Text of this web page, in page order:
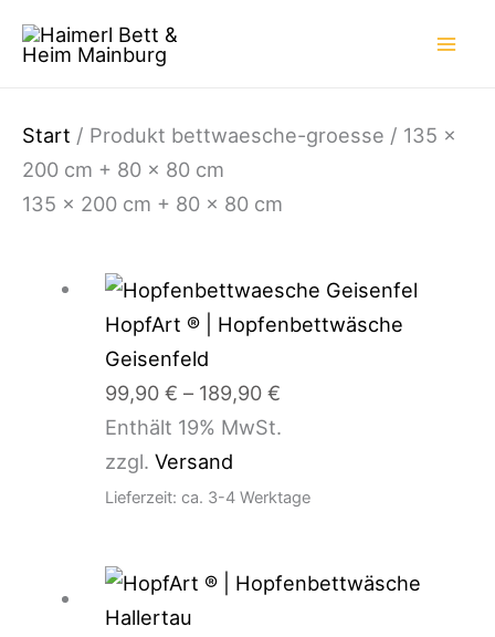
Inhalt
Start / Produkt bettwaesche-groesse / 135 x
200 cm + 80 x 80 cm
135 x 200 cm + 80 x 80 cm
HopfArt ® | Hopfenbettwäsche
Geisenfeld
99,90 € – 189,90 €
Preisspanne:
99,90 €
189,90 €
Enthält 19% MwSt.
zzgl. Versand
Lieferzeit: ca. 3-4 Werktage
Preisspanne: